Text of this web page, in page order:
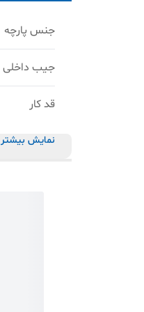
جنس پارچه
جیب داخلی
قد کار
نمایش بیشتر